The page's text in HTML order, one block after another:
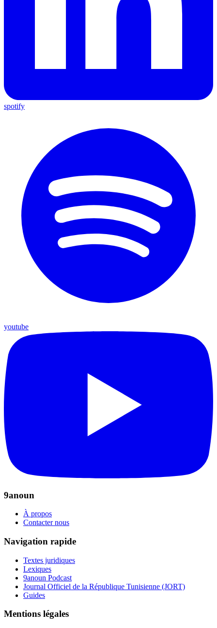
spotify
youtube
9anoun
À propos
Contacter nous
Navigation rapide
Textes juridiques
Lexiques
9anoun Podcast
Journal Officiel de la République Tunisienne (JORT)
Guides
Mentions légales